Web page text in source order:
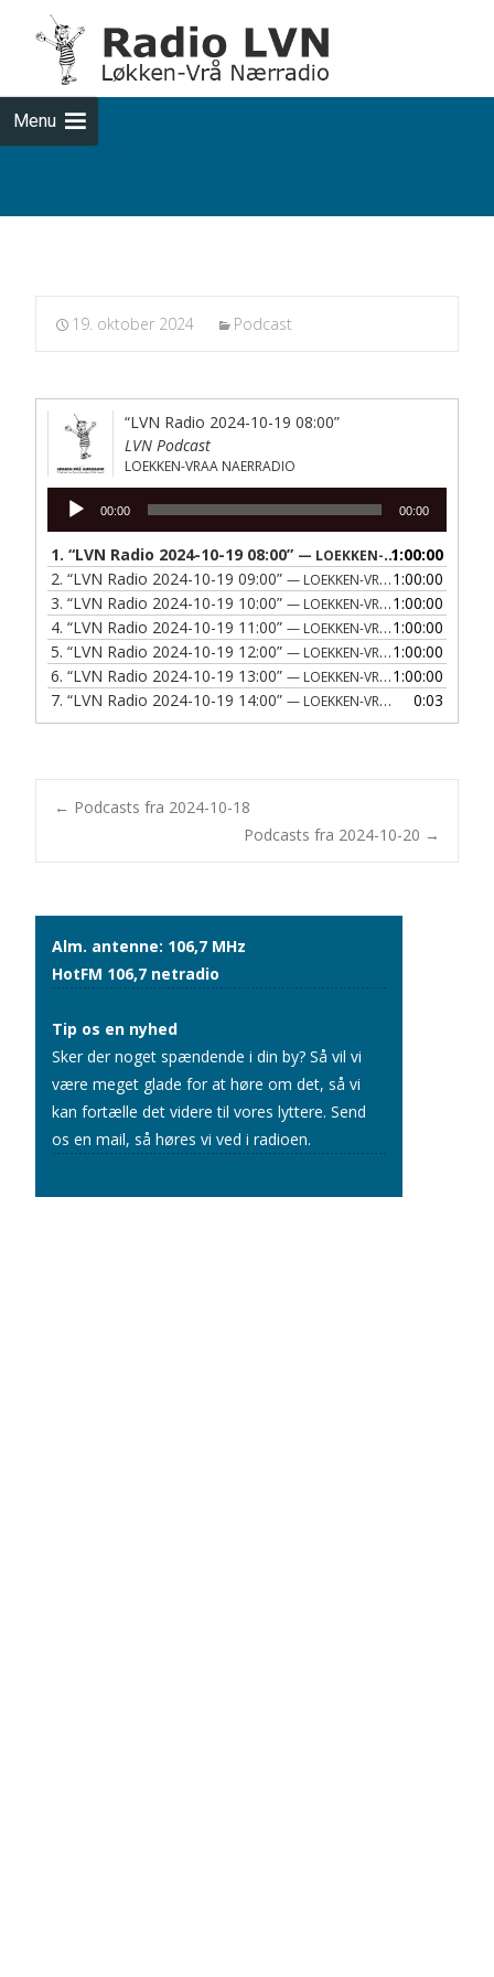
Menu
Podcasts fra 2024-10-19
19. oktober 2024 Podcast
“LVN Radio 2024-10-19 08:00”
LVN Podcast
LOEKKEN-VRAA NAERRADIO
Lydafspiller
00:00 00:00
1. “LVN Radio 2024-10-19 08:00” — LOEKKEN-VRAA NAERRADIO 1:00:00
2. “LVN Radio 2024-10-19 09:00” — LOEKKEN-VRAA NAERRADIO
1:00:00
3. “LVN Radio 2024-10-19 10:00” — LOEKKEN-VRAA NAERRADIO
1:00:00
4. “LVN Radio 2024-10-19 11:00” — LOEKKEN-VRAA NAERRADIO
1:00:00
5. “LVN Radio 2024-10-19 12:00” — LOEKKEN-VRAA NAERRADIO
1:00:00
6. “LVN Radio 2024-10-19 13:00” — LOEKKEN-VRAA NAERRADIO
1:00:00
7. “LVN Radio 2024-10-19 14:00” — LOEKKEN-VRAA NAERRADIO 0:03
Post
← Podcasts fra 2024-10-18
Podcasts fra 2024-10-20 →
Alm. antenne: 106,7 MHz
HotFM 106,7 netradio
Tip os en nyhed
Sker der noget spændende i din by? Så vil vi
være meget glade for at høre om det, så vi
kan fortælle det videre til vores lyttere. Send
os en mail, så høres vi ved i radioen.